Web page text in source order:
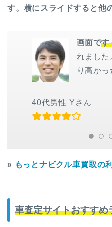
す。横にスライドすると他
画面です
れました
り高かっ
40代男性 Yさん
» もっとナビクル車買取の
車査定サイトおすすめ